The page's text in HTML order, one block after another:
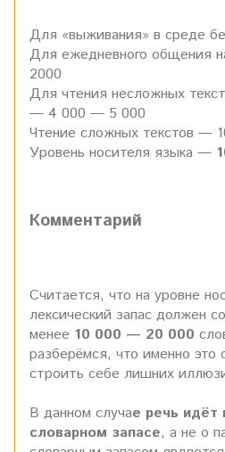
Для «выживания» в среде
Для ежедневного общения
2000
Для чтения несложных
— 4 000 — 5 000
Чтение сложных текстов —
Уровень носителя языка —
Комментарий
Считается, что на уровне
лексический запас должен
менее 10 000 — 20 000
разберёмся, что именно это
строить себе лишних
В данном случае речь идёт
словарном запасе, а не о